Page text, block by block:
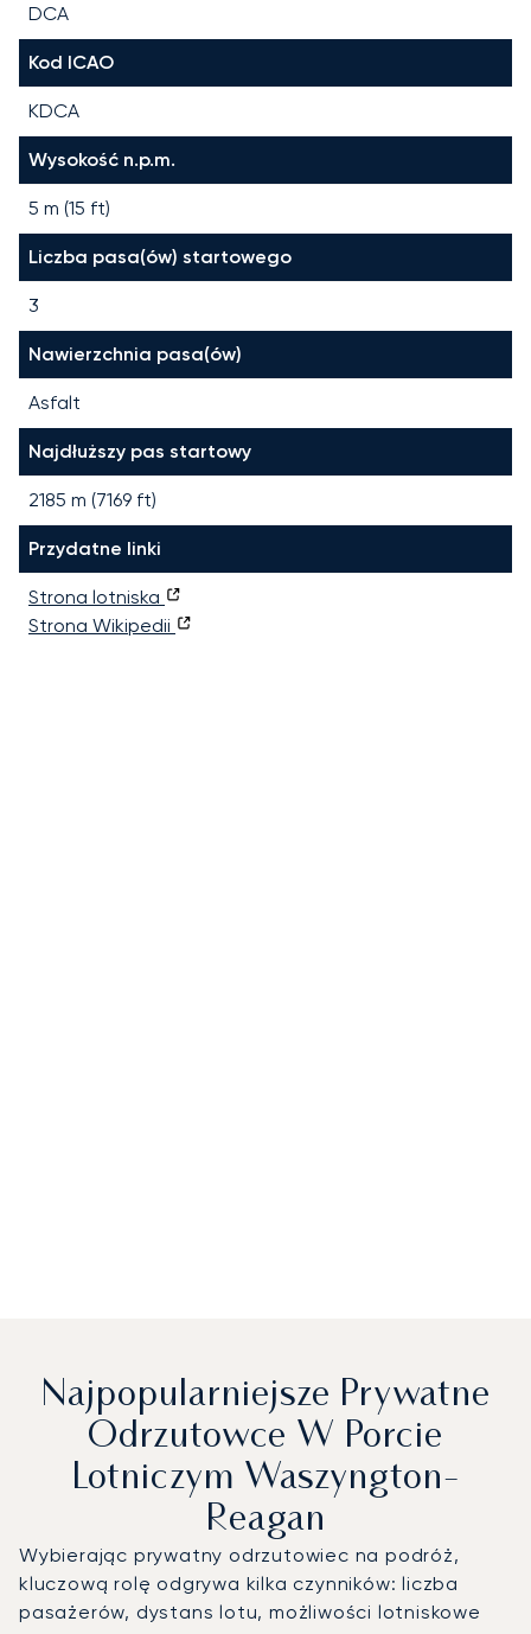
DCA
Kod ICAO
KDCA
Wysokość n.p.m.
5 m (15 ft)
Liczba pasa(ów) startowego
3
Nawierzchnia pasa(ów)
Asfalt
Najdłuższy pas startowy
2185 m (7169 ft)
Przydatne linki
Strona lotniska
Strona Wikipedii
Najpopularniejsze Prywatne
Odrzutowce W Porcie
Lotniczym Waszyngton-
Reagan
Wybierając prywatny odrzutowiec na podróż,
kluczową rolę odgrywa kilka czynników: liczba
pasażerów, dystans lotu, możliwości lotniskowe